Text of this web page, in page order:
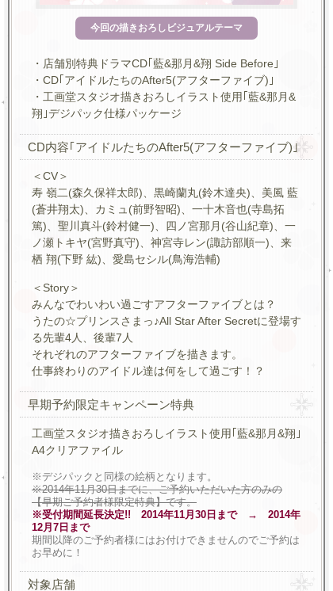
今回の描きおろしビジュアルテーマ
・店舗別特典ドラマCD｢藍&那月&翔 Side Before｣
・CD｢アイドルたちのAfter5(アフターファイブ)｣
・工画堂スタジオ描きおろしイラスト使用｢藍&那月&
翔｣デジパック仕様パッケージ
CD内容｢アイドルたちのAfter5(アフターファイブ)｣
＜CV＞
寿 嶺二(森久保祥太郎)、黒崎蘭丸(鈴木達央)、美風 藍
(蒼井翔太)、カミュ(前野智昭)、一十木音也(寺島拓
篤)、聖川真斗(鈴村健一)、四ノ宮那月(谷山紀章)、一
ノ瀬トキヤ(宮野真守)、神宮寺レン(諏訪部順一)、来
栖 翔(下野 紘)、愛島セシル(鳥海浩輔)
＜Story＞
みんなでわいわい過ごすアフターファイブとは？
うたの☆プリンスさまっ♪All Star After Secretに登場す
る先輩4人、後輩7人
それぞれのアフターファイブを描きます。
仕事終わりのアイドル達は何をして過ごす！？
早期予約限定キャンペーン特典
工画堂スタジオ描きおろしイラスト使用｢藍&那月&翔｣
A4クリアファイル
※デジパックと同様の絵柄となります。
※2014年11月30日までに、ご予約いただいた方のみの
【早期ご予約者様限定特典】です。
※受付期間延長決定!! 2014年11月30日まで → 2014年
12月7日まで
期間以降のご予約者様にはお付けできませんのでご予約は
お早めに！
対象店舗